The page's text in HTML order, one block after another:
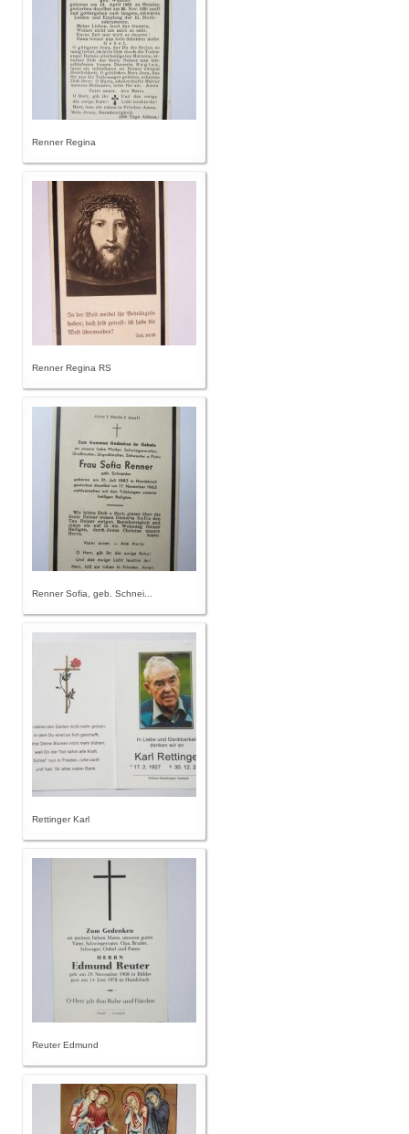
Renner Regina
Renner Regina RS
Renner Sofia, geb. Schnei...
Rettinger Karl
Reuter Edmund